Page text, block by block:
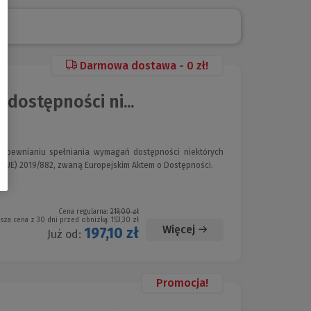
Darmowa dostawa - 0 zł!
dostępności ni...
spełniania wymagań dostępności niektórych
2019/882, zwaną Europejskim Aktem o Dostępności.
Cena regularna: 219,00 zł
cena z 30 dni przed obniżką: 153,30 zł
Już od: 197,10 zł Więcej
Promocja!